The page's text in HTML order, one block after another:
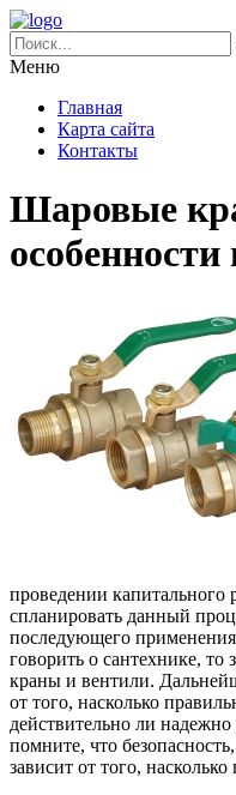
Меню
Главная
Карта сайта
Контакты
Шаровые
проведении капитального
спланировать данный
последующего применения
говорить о сантехнике, то
краны и вентили.
от того, насколько
действительно ли
помните, что
зависит от того,